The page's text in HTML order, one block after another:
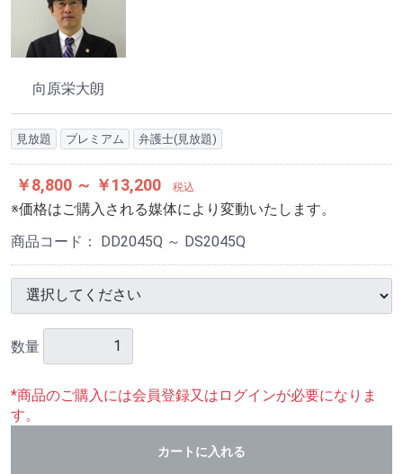
向原栄大朗
見放題 プレミアム 弁護士(見放題)
￥8,800 ～ ￥13,200 税込
※価格はご購入される媒体により変動いたします。
商品コード： DD2045Q ～ DS2045Q
数量
*商品のご購入には会員登録又はログインが必要になりま
す。
カートに入れる